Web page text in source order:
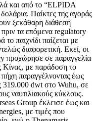
και από το “ELPIDA
Παίκτες της αγοράς
ξεκάθαρη διάθεση
τα επόμενα regulatory
παιχνίδι παίζεται με
διαφορετική. Εκεί, οι
προχώρησε σε παραγγελία
με παράδοση το
παραγγέλνοντας έως
319.000 dwt στο Wuhu, σε
ναυτιλιακούς κύκλους.
Group έκλεισε έως και
με τιμές που